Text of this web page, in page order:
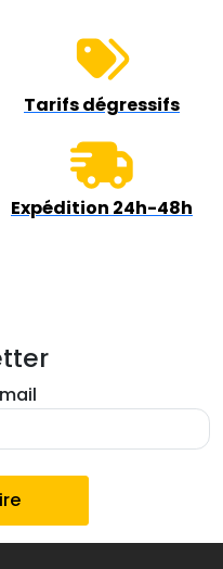
Tarifs dégressifs
Expédition 24h-48h